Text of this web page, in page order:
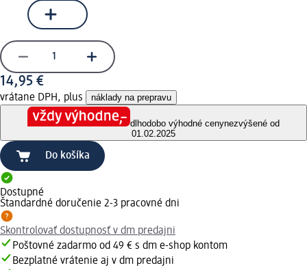
14,95 €
vrátane DPH, plus náklady na prepravu
dlhodobo výhodné cenynezvýšené od
01.02.2025
Do košíka
Dostupné
Štandardné doručenie 2-3 pracovné dni
Skontrolovať dostupnosť v dm predajni
Poštovné zadarmo od 49 € s dm e-shop kontom
Bezplatné vrátenie aj v dm predajni